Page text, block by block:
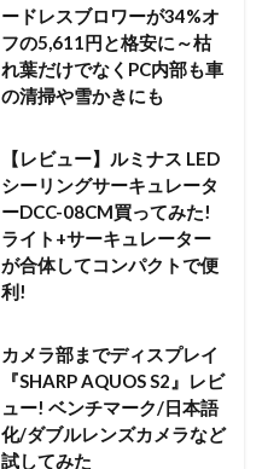
ードレスブロワーが34%オ
フの5,611円と格安に～枯
れ葉だけでなくPC内部も車
の清掃や雪かきにも
【レビュー】ルミナス LED
シーリングサーキュレータ
ーDCC-08CM買ってみた!
ライト+サーキュレーター
が合体してコンパクトで便
利!
カメラ部までディスプレイ
『SHARP AQUOS S2』レビ
ュー! ベンチマーク/日本語
化/ダブルレンズカメラなど
試してみた